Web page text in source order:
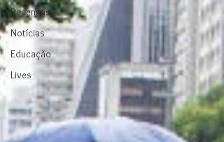
Resenhas
Notícias
Educação
Lives